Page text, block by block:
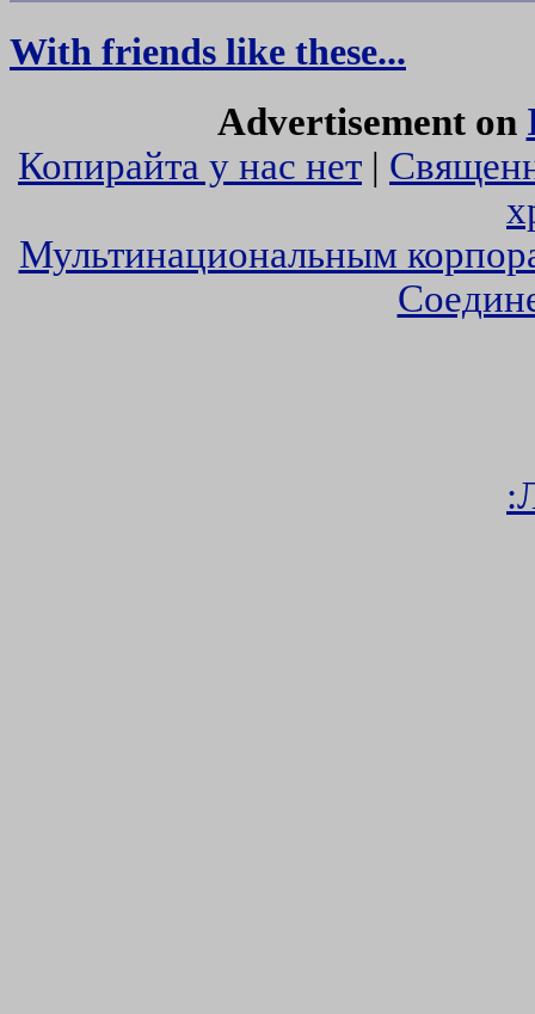
With friends like these...
Advertisement on
Копирайта у нас нет |
Мультинациональным